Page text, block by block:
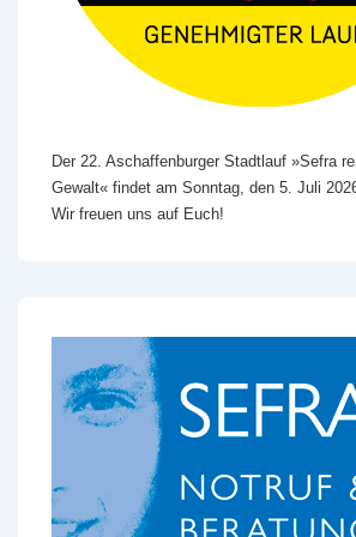
Der 22. Aschaffenburger Stadtlauf »Sefra
Gewalt« findet am Sonntag, den 5. Juli
Wir freuen uns auf Euch!